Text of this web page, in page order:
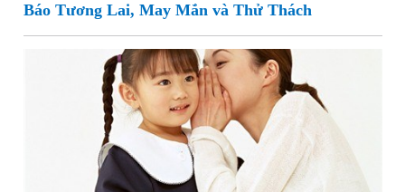
Báo Tương Lai, May Mắn và Thử Thách